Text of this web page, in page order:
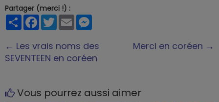
Partager (merci !) :
PartagerFacebook
Twitter
Email
← Les vrais noms des
SEVENTEEN en coréen
Merci en coréen →
Vous pourrez aussi aimer